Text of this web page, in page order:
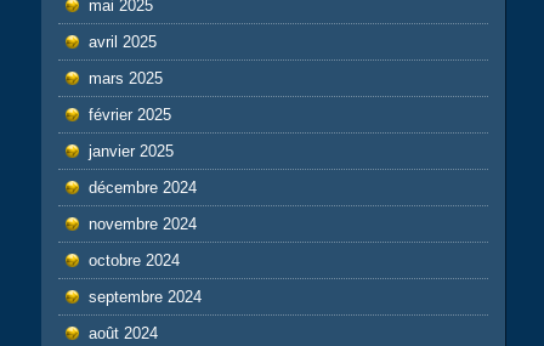
mai 2025
avril 2025
mars 2025
février 2025
janvier 2025
décembre 2024
novembre 2024
octobre 2024
septembre 2024
août 2024